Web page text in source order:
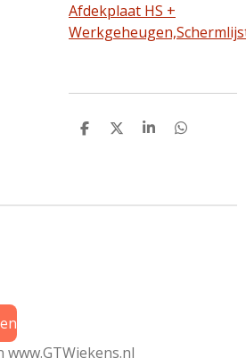
Afdekplaat HS +
Werkgeheugen,
D
D
S
D
www.GTWiekens.nl